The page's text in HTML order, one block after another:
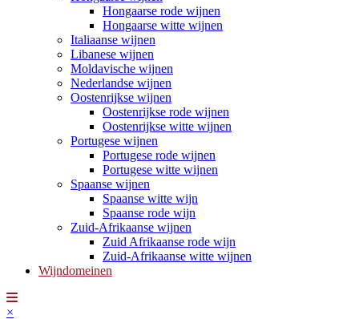
Hongaarse rode wijnen
Hongaarse witte wijnen
Italiaanse wijnen
Libanese wijnen
Moldavische wijnen
Nederlandse wijnen
Oostenrijkse wijnen
Oostenrijkse rode wijnen
Oostenrijkse witte wijnen
Portugese wijnen
Portugese rode wijnen
Portugese witte wijnen
Spaanse wijnen
Spaanse witte wijn
Spaanse rode wijn
Zuid-Afrikaanse wijnen
Zuid Afrikaanse rode wijn
Zuid-Afrikaanse witte wijnen
Wijndomeinen
×